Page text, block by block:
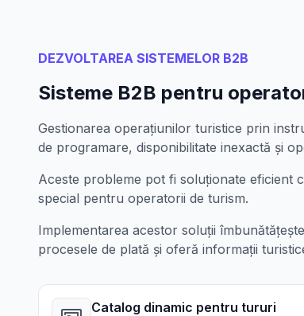
DEZVOLTAREA SISTEMELOR B2B
Sisteme B2B pentru
Gestionarea operațiunilor turistice prin
de programare, disponibilitate inexactă și
Aceste probleme pot fi soluționate eficient
special pentru operatorii de turism.
Implementarea acestor soluții
procesele de plată și oferă informații
Catalog dinamic pentru tururi